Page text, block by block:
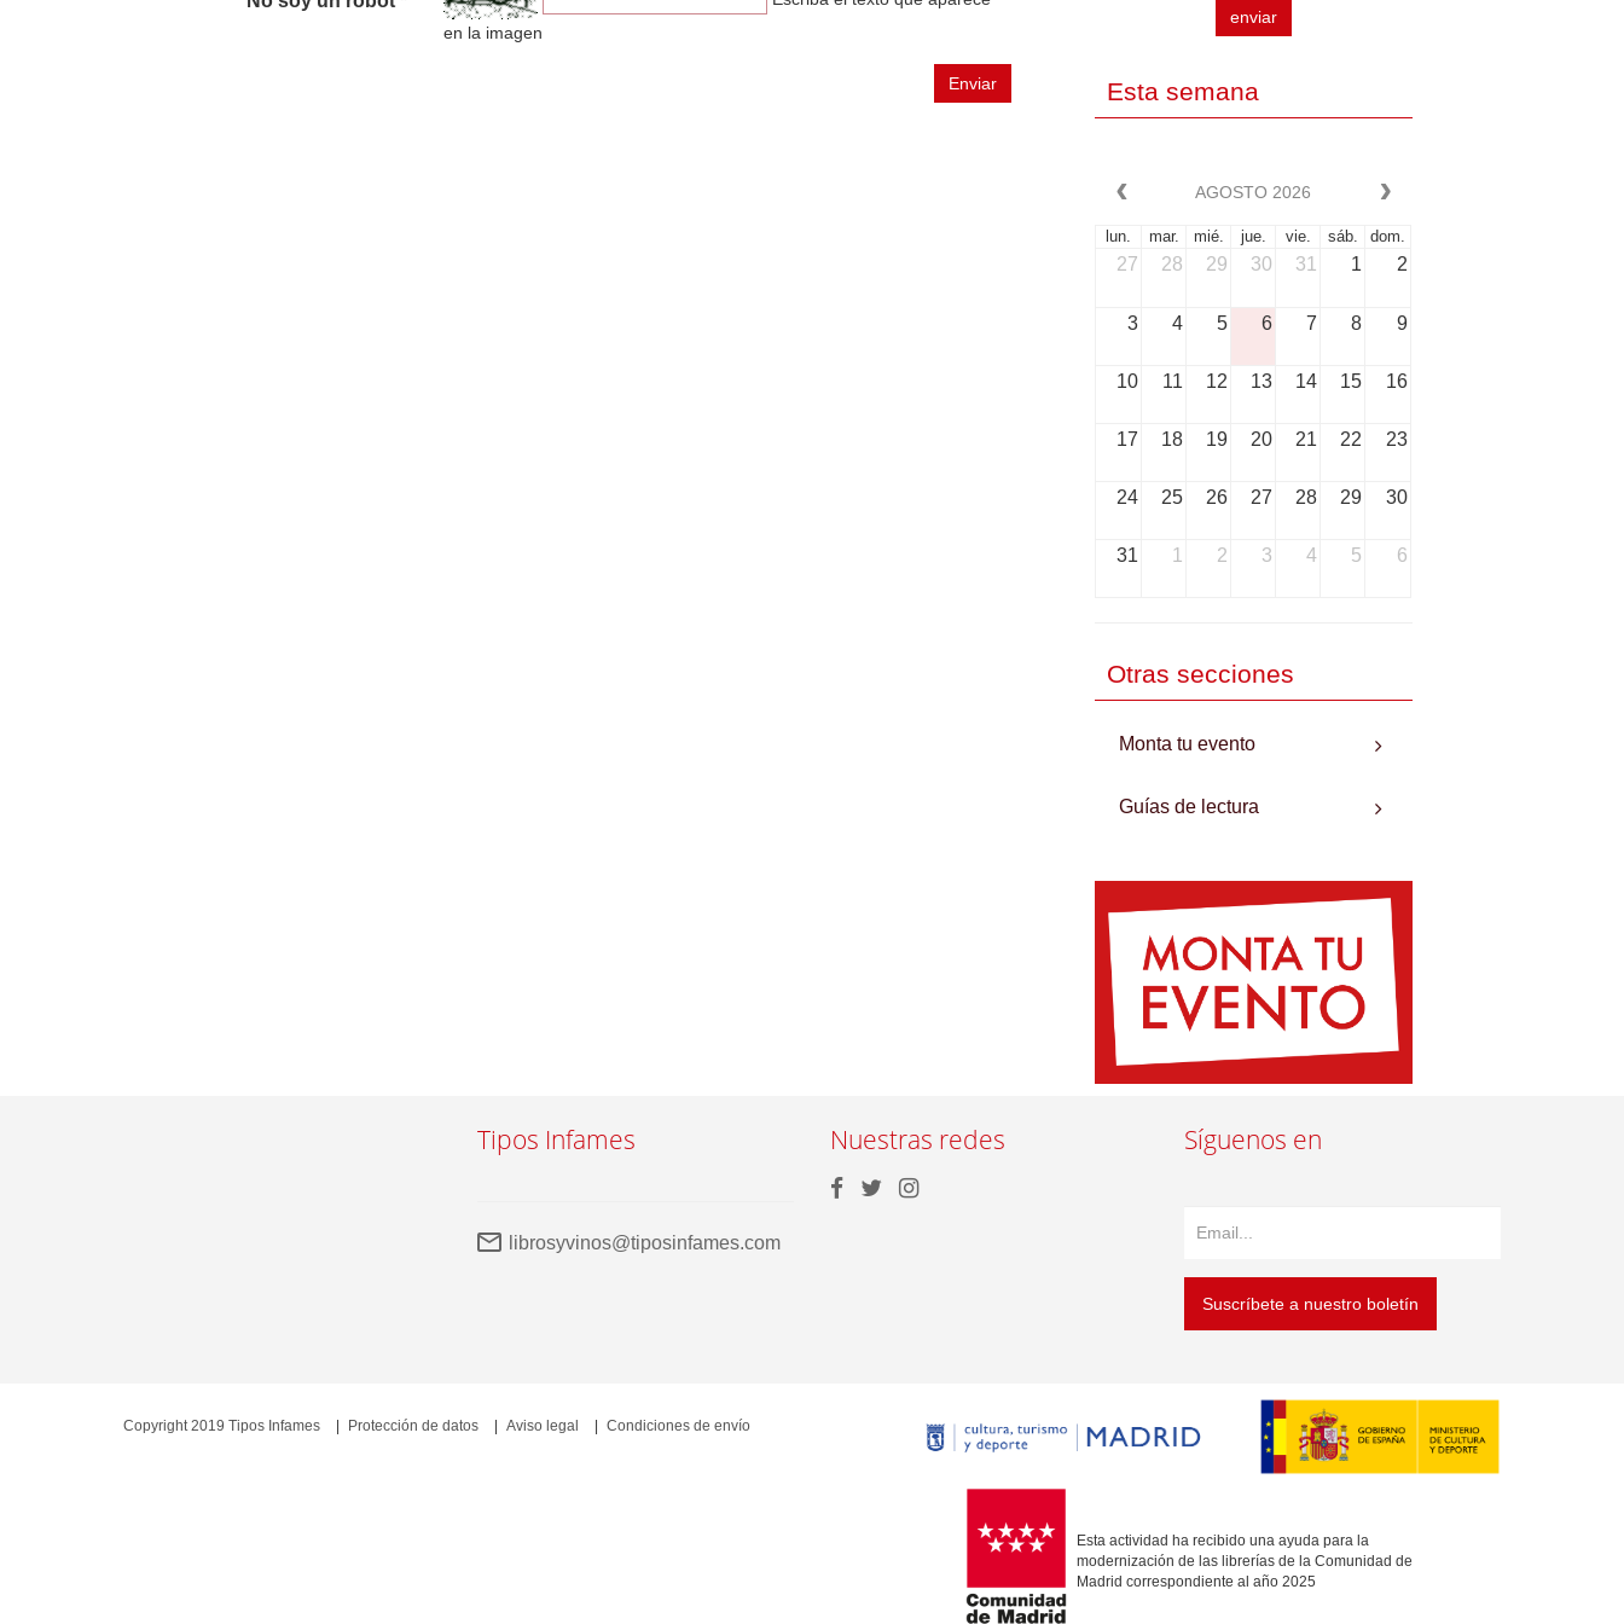
en la imagen
Enviar
enviar
Esta semana
AGOSTO 2026
lun. mar. mié. jue. vie. sáb. dom.
27 28 29 30 31 1 2
3 4 5 6 7 8 9
10 11 12 13 14 15 16
17 18 19 20 21 22 23
24 25 26 27 28 29 30
31 1 2 3 4 5 6
Otras secciones
Monta tu evento
Guías de lectura
Tipos Infames
librosyvinos@tiposinfames.com
Nuestras redes Síguenos en
Suscríbete a nuestro boletín
Esta actividad ha recibido una ayuda para la
modernización de las librerías de la Comunidad de
Madrid correspondiente al año 2025
Copyright 2019 Tipos Infames Protección de datos Aviso legal Condiciones de envío